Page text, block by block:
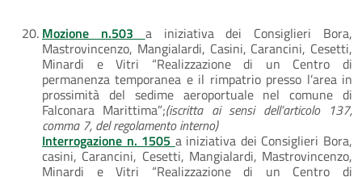
Mozione n.503 a iniziativa dei Consiglieri Bora,
Mastrovincenzo, Mangialardi, Casini, Carancini, Cesetti,
Minardi e Vitri “Realizzazione di un Centro di
permanenza temporanea e il rimpatrio presso l’area in
prossimità del sedime aeroportuale nel comune di
Falconara Marittima”;(iscritta ai sensi dell’articolo 137,
comma 7, del regolamento interno)
Interrogazione n. 1505 a iniziativa dei Consiglieri Bora,
casini, Carancini, Cesetti, Mangialardi, Mastrovincenzo,
Minardi e Vitri “Realizzazione di un Centro di